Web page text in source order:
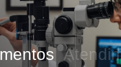
Atendimento